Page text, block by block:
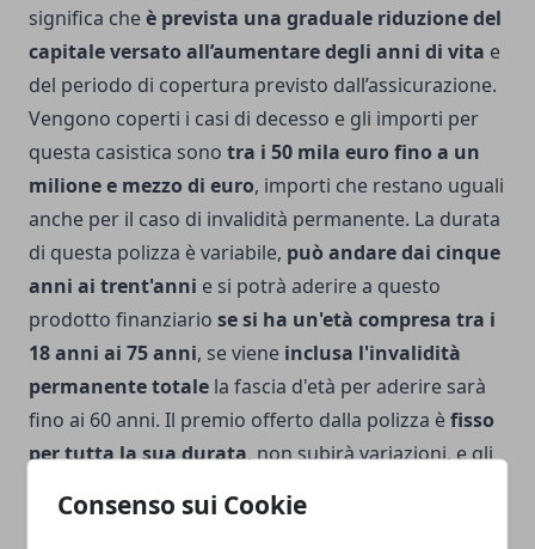
Consenso sui Cookie
significa cheè prevista una graduale riduzione del
capitale versato all’aumentare degli anni di vita e
del periodo di copertura previsto dall’assicurazione.
Vengono coperti i casi di decesso e gli importi per
questa casistica sono tra i 50 mila euro fino a un
milione e mezzo di euro, importi che restano uguali
anche per il caso di invalidità permanente. La durata
di questa polizza è variabile, può andare dai cinque
anni ai trent'anni e si potrà aderire a questo
prodotto finanziario se si ha un'età compresa tra i
18 anni ai 75 anni, se viene inclusa l'invalidità
permanente totale la fascia d'età per aderire sarà
fino ai 60 anni. Il premio offerto dalla polizza èfisso
per tutta la sua durata, non subirà variazioni, e gli
Sarà possibile scegliere la periodicità di versamento